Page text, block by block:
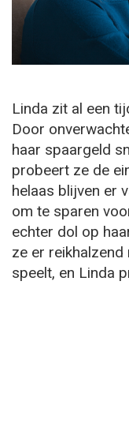
Linda zit al een
Door
haar spaargeld
probeert ze de
helaas blijven er
om te sparen
echter dol op
ze er
speelt, en Linda